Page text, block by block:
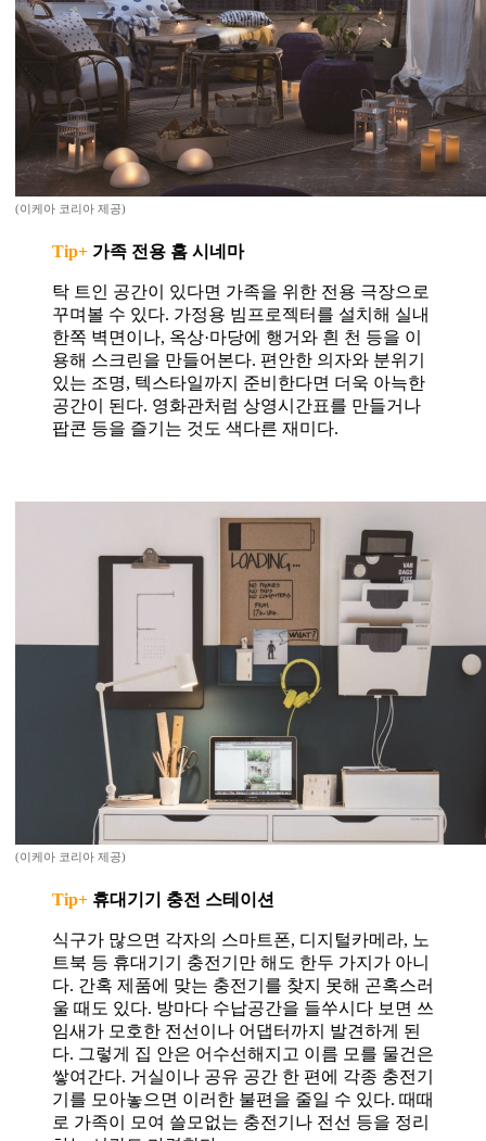
(이케아 코리아 제공)
Tip+ 가족 전용 홈 시네마
탁 트인 공간이 있다면 가족을 위한 전용 극장으로
꾸며볼 수 있다. 가정용 빔프로젝터를 설치해 실내
한쪽 벽면이나, 옥상·마당에 행거와 흰 천 등을 이
용해 스크린을 만들어본다. 편안한 의자와 분위기
있는 조명, 텍스타일까지 준비한다면 더욱 아늑한
공간이 된다. 영화관처럼 상영시간표를 만들거나
팝콘 등을 즐기는 것도 색다른 재미다.
(이케아 코리아 제공)
Tip+ 휴대기기 충전 스테이션
식구가 많으면 각자의 스마트폰, 디지털카메라, 노
트북 등 휴대기기 충전기만 해도 한두 가지가 아니
다. 간혹 제품에 맞는 충전기를 찾지 못해 곤혹스러
울 때도 있다. 방마다 수납공간을 들쑤시다 보면 쓰
임새가 모호한 전선이나 어댑터까지 발견하게 된
다. 그렇게 집 안은 어수선해지고 이름 모를 물건은
쌓여간다. 거실이나 공유 공간 한 편에 각종 충전기
기를 모아놓으면 이러한 불편을 줄일 수 있다. 때때
로 가족이 모여 쓸모없는 충전기나 전선 등을 정리